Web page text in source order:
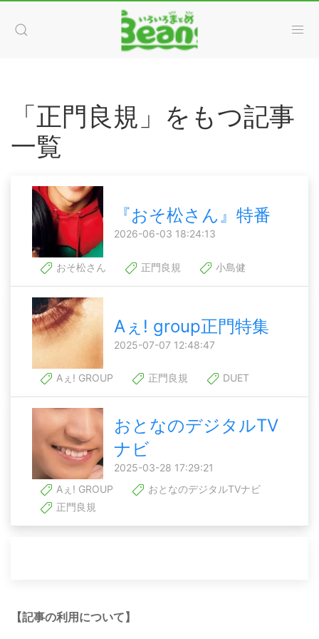
「正門良規」をもつ記事
一覧
『おそ松さん』特番
2026-06-03 18:24:13
おそ松さん 正門良規 小島健
Aぇ! group正門特集
2025-07-07 12:48:47
Aぇ! GROUP 正門良規 DUET
おとなのデジタルTV
ナビ
2025-03-28 17:29:21
Aぇ! GROUP
おとなのデジタルTVナビ
正門良規
【記事の利用について】